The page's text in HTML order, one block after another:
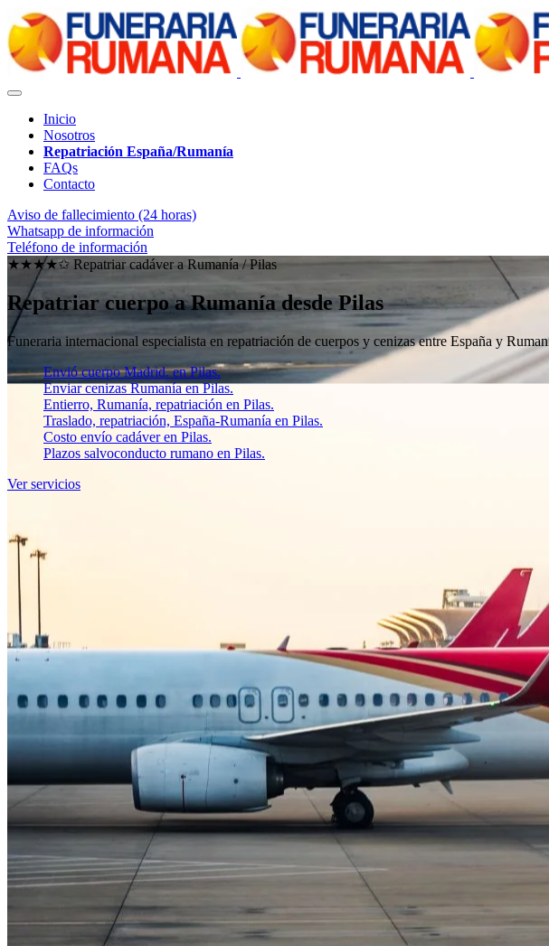
Inicio
Nosotros
Repatriación España/Rumanía
FAQs
Contacto
Aviso de fallecimiento (24 horas)
Whatsapp de información
Teléfono de información
★★★★✩ Repatriar cadáver a Rumanía /Pilas
Repatriar cuerpo a Rumanía desde Pilas
Funeraria internacional especialista en repatriación de cuerpos y cenizas entre España y
Envió cuerpo Madrid. en Pilas.
Enviar cenizas Rumanía en Pilas.
Entierro, Rumanía, repatriación en Pilas.
Traslado, repatriación, España-Rumanía en Pilas.
Costo envío cadáver en Pilas.
Plazos salvoconducto rumano en Pilas.
Ver servicios